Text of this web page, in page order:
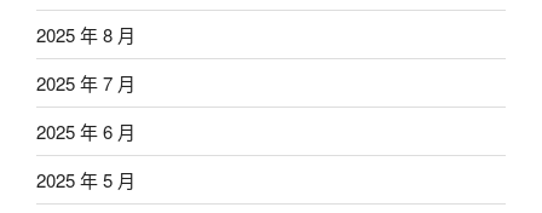
2025 年 8 月
2025 年 7 月
2025 年 6 月
2025 年 5 月